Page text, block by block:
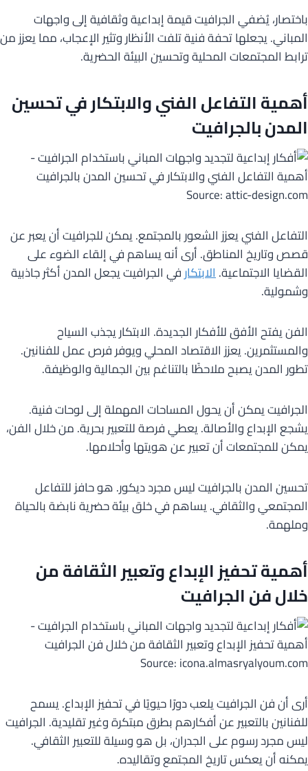
باختصار، يُضفي الجرافيت قيمة إبداعية وثقافية إلى واجهات
المباني. يجعلها تحفة فنية تلفت الأنظار وتثير الإعجاب، مما يعزز من
ترابط المجتمعات المحلية وتحسين البيئة الحضرية.
أهمية التفاعل الفني والابتكار في تحسين
المدن بالجرافيت
Source: attic-design.com
التفاعل الفني يعزز الشعور بالمجتمع. يمكن للجرافيت أن يعبر عن
قصص وتاريخ المناطق. أرى أنه يساهم في إلقاء الضوء على
القضايا الاجتماعية.الابتكارفي الجرافيت يجعل المدن أكثر جاذبية
وشمولية.
الفن يفتح الأفق للأفكار الجديدة. الابتكار يجذب السياح
والمستثمرين. يعزز الاقتصاد المحلي ويوفر فرص عمل للفنانين.
تطور المدن يصبح ملاحظًا بالتناغم بين الجمالية والوظيفة.
الجرافيت يمكن أن يحول المساحات المهملة إلى لوحات فنية.
يشجع الإبداع والأصالة. يعطي فرصة للتعبير بحرية. من خلال الفن،
يمكن للمجتمعات أن تعبير عن هويتها وأحلامها.
تحسين المدن بالجرافيت ليس مجرد ديكور. هو حافز للتفاعل
المجتمعي والثقافي. يساهم في خلق بيئة حضرية نابضة بالحياة
وملهمة.
أهمية تحفيز الإبداع وتعبير الثقافة من
خلال فن الجرافيت
Source: icona.almasryalyoum.com
أرى أن فن الجرافيت يلعب دورًا حيويًا في تحفيز الإبداع. يسمح
للفنانين بالتعبير عن أفكارهم بطرق مبتكرة وغير تقليدية. الجرافيت
ليس مجرد رسوم على الجدران، بل هو وسيلة للتعبير الثقافي.
يمكنه أن يعكس تاريخ المجتمع وتقاليده.